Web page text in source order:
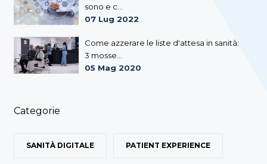
sono e c...
07 Lug 2022
Come azzerare le liste d'attesa in sanità:
3 mosse...
05 Mag 2020
Categorie
SANITÀ DIGITALE PATIENT EXPERIENCE